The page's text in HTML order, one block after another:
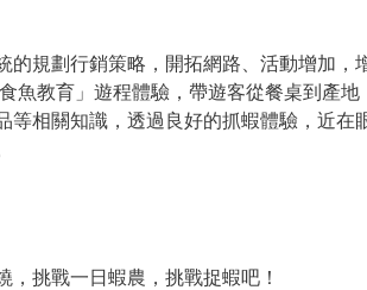
的規劃行銷策略，開拓網路、活動增加，
魚教育」遊程體驗，帶遊客從餐桌到產地
等相關知識，透過良好的抓蝦體驗，近在
挑戰一日蝦農，挑戰捉蝦吧！